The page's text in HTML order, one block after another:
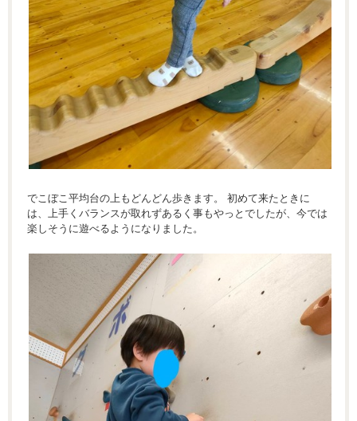
でこぼこ平均台の上もどんどん歩きます。 初めて来たときに
は、上手くバランスが取れずあるく事もやっとでしたが、今では
楽しそうに遊べるようになりました。